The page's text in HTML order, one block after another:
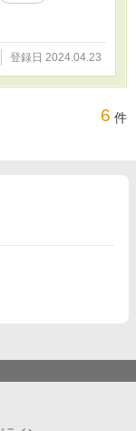
登録日 2024.04.23
6 件